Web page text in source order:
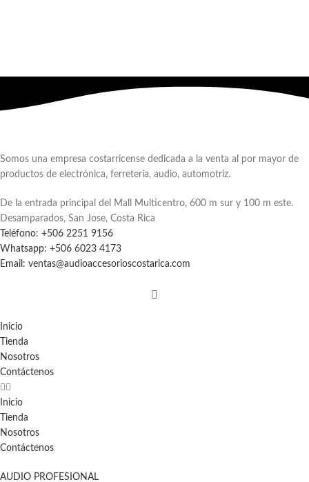
Somos una empresa costarricense dedicada a la venta al por mayor de
productos de electrónica, ferretería, audio, automotriz.
De la entrada principal del Mall Multicentro, 600 m sur y 100 m este.
Desamparados, San Jose, Costa Rica
Teléfono: +506 2251 9156
Whatsapp: +506 6023 4173
Email: ventas@audioaccesorioscostarica.com
Inicio
Tienda
Nosotros
Contáctenos
Inicio
Tienda
Nosotros
Contáctenos
AUDIO PROFESIONAL